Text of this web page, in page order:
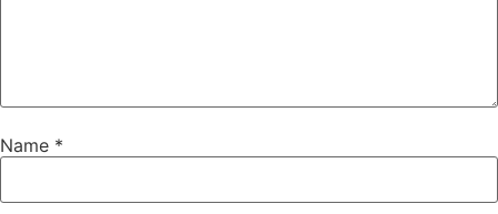
Name *